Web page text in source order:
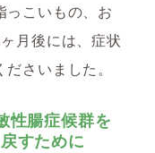
っこいもの、お
月後には、症状
さいました。
性腸症候群を
すために